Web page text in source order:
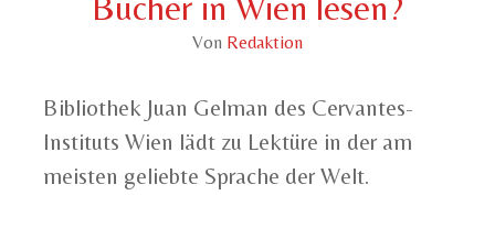
Von Redaktion
Bibliothek Juan Gelman des Cervantes-
Instituts Wien lädt zu Lektüre in der am
meisten geliebte Sprache der Welt.